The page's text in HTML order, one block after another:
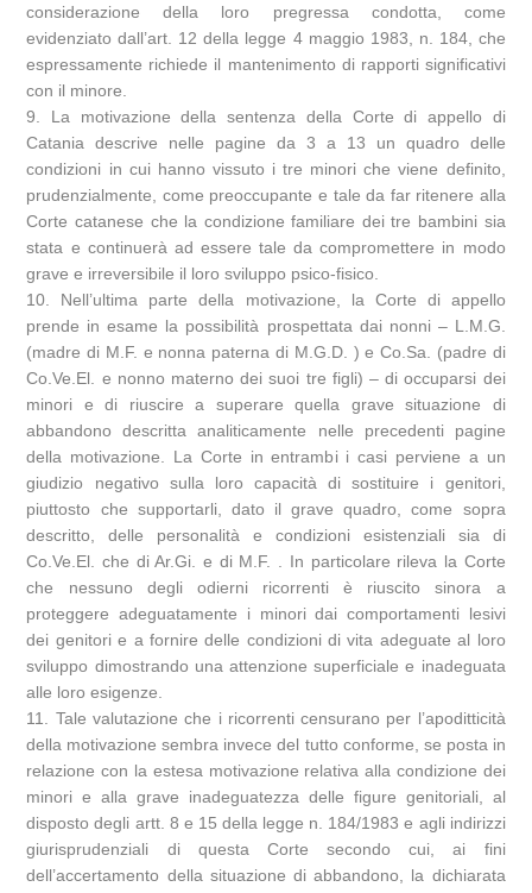
considerazione della loro pregressa condotta, come
evidenziato dall’art. 12 della legge 4 maggio 1983, n. 184, che
espressamente richiede il mantenimento di rapporti significativi
con il minore.
9. La motivazione della sentenza della Corte di appello di
Catania descrive nelle pagine da 3 a 13 un quadro delle
condizioni in cui hanno vissuto i tre minori che viene definito,
prudenzialmente, come preoccupante e tale da far ritenere alla
Corte catanese che la condizione familiare dei tre bambini sia
stata e continuerà ad essere tale da compromettere in modo
grave e irreversibile il loro sviluppo psico-fisico.
10. Nell’ultima parte della motivazione, la Corte di appello
prende in esame la possibilità prospettata dai nonni – L.M.G.
(madre di M.F. e nonna paterna di M.G.D. ) e Co.Sa. (padre di
Co.Ve.El. e nonno materno dei suoi tre figli) – di occuparsi dei
minori e di riuscire a superare quella grave situazione di
abbandono descritta analiticamente nelle precedenti pagine
della motivazione. La Corte in entrambi i casi perviene a un
giudizio negativo sulla loro capacità di sostituire i genitori,
piuttosto che supportarli, dato il grave quadro, come sopra
descritto, delle personalità e condizioni esistenziali sia di
Co.Ve.El. che di Ar.Gi. e di M.F. . In particolare rileva la Corte
che nessuno degli odierni ricorrenti è riuscito sinora a
proteggere adeguatamente i minori dai comportamenti lesivi
dei genitori e a fornire delle condizioni di vita adeguate al loro
sviluppo dimostrando una attenzione superficiale e inadeguata
alle loro esigenze.
11. Tale valutazione che i ricorrenti censurano per l’apoditticità
della motivazione sembra invece del tutto conforme, se posta in
relazione con la estesa motivazione relativa alla condizione dei
minori e alla grave inadeguatezza delle figure genitoriali, al
disposto degli artt. 8 e 15 della legge n. 184/1983 e agli indirizzi
giurisprudenziali di questa Corte secondo cui, ai fini
dell’accertamento della situazione di abbandono, la dichiarata